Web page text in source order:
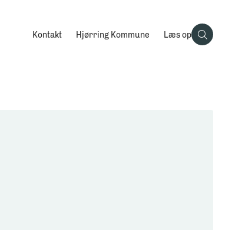
Kontakt Hjørring Kommune Læs op